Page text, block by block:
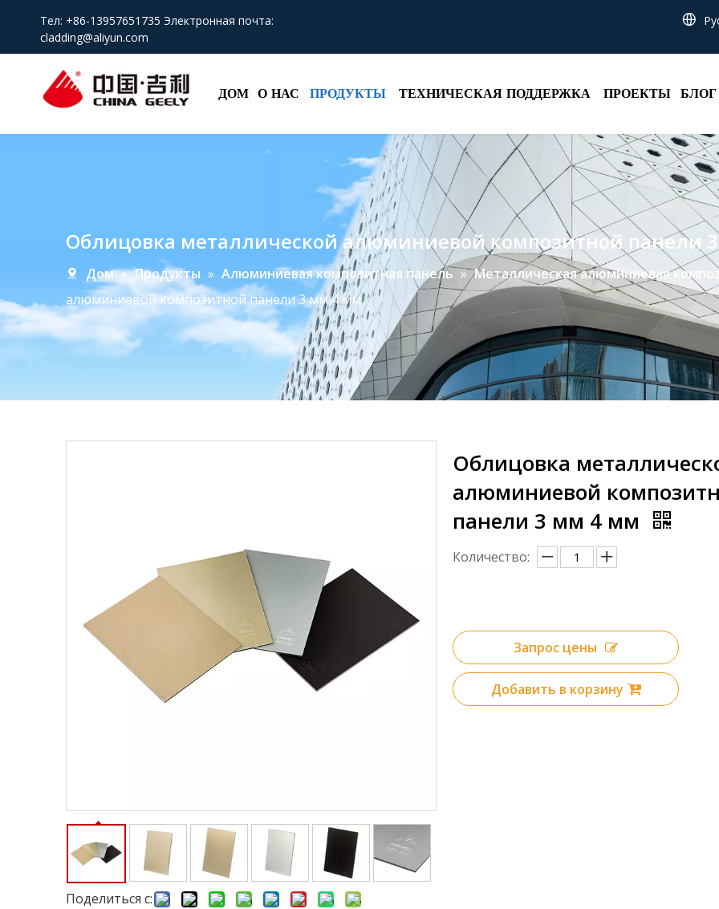
Тел: +86-13957651735 Электронная почта:
cladding@aliyun.com
ДОМ О НАС ПРОДУКТЫ ТЕХНИЧЕСКАЯ ПОДДЕРЖКА ПРОЕКТЫ БЛОГ
Облицовка металлической алюминиевой композитной панели
Дом » Продукты » Алюминиевая композитная панель » Металлическая алюминиевая
алюминиевой композитной панели 3 мм 4 мм
Поделиться с:
Облицовка
алюминиевой
панели 3 мм 4 мм
Количество:
Запрос цены
Добавить в корзину